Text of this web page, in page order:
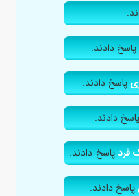
پاسخ دادند.
پاسخ دادند.
دادند.
فردپاسخ دادند.
پاسخ دادند.